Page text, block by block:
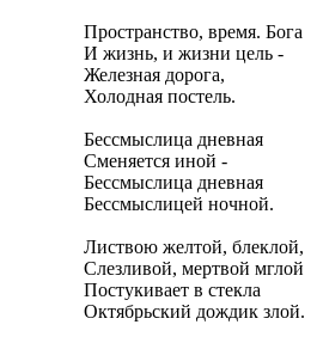
Пространство, время. Бога
И жизнь, и жизни цель -
Железная дорога,
Холодная постель.
Бессмыслица дневная
Сменяется иной -
Бессмыслица дневная
Бессмыслицей ночной.
Листвою желтой, блеклой,
Слезливой, мертвой мглой
Постукивает в стекла
Октябрьский дождик злой.